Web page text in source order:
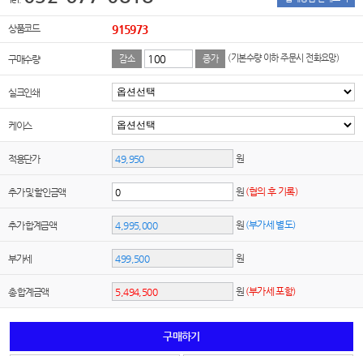
상품코드 915973
구매수량 감소 증가 (기본수량 이하 주문시 전화요망)
실크인쇄
케이스
적용단가 원
추가 및 할인금액 원 (협의 후 기록)
추가 합계금액 원 (부가세 별도)
부가세 원
총 합계금액 원 (부가세 포함)
구매하기